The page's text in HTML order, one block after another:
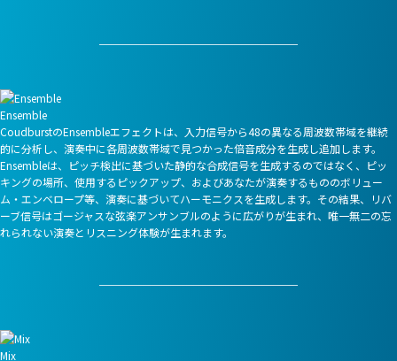
Ensemble
CoudburstのEnsembleエフェクトは、入力信号から48の異なる周波数帯域を継続
的に分析し、演奏中に各周波数帯域で見つかった倍音成分を生成し追加します。
Ensembleは、ピッチ検出に基づいた静的な合成信号を生成するのではなく、ピッ
キングの場所、使用するピックアップ、およびあなたが演奏するもののボリュー
ム・エンベロープ等、演奏に基づいてハーモニクスを生成します。その結果、リバ
ーブ信号はゴージャスな弦楽アンサンブルのように広がりが生まれ、唯一無二の忘
れられない演奏とリスニング体験が生まれます。
Mix